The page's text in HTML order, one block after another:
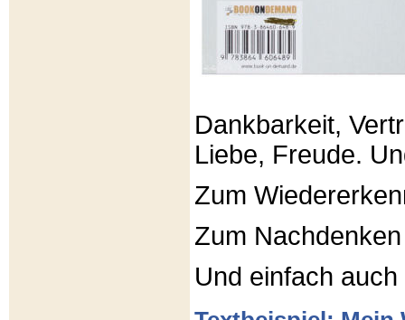
Dankbarkeit,
Liebe, Freude.
Zum
Zum Nachdenken
Und einfach